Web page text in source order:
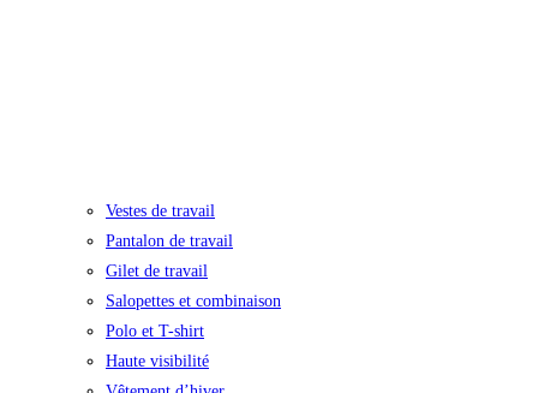
Vestes de travail
Pantalon de travail
Gilet de travail
Salopettes et combinaison
Polo et T-shirt
Haute visibilité